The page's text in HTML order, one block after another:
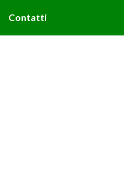
Contatti